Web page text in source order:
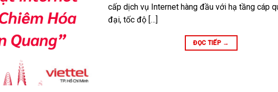
cấp dịch vụ Internet hàng đầu với hạ tầng cáp
đại, tốc độ […]
ĐỌC TIẾP →